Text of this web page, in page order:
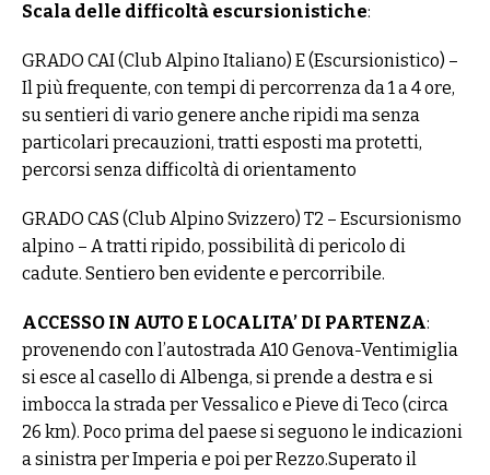
Scala delle difficoltà escursionistiche:
GRADO CAI (Club Alpino Italiano) E (Escursionistico) –
Il più frequente, con tempi di percorrenza da 1 a 4 ore,
su sentieri di vario genere anche ripidi ma senza
particolari precauzioni, tratti esposti ma protetti,
percorsi senza difficoltà di orientamento
GRADO CAS (Club Alpino Svizzero) T2 – Escursionismo
alpino – A tratti ripido, possibilità di pericolo di
cadute. Sentiero ben evidente e percorribile.
ACCESSO IN AUTO E LOCALITA’ DI PARTENZA:
provenendo con l’autostrada A10 Genova-Ventimiglia
si esce al casello di Albenga, si prende a destra e si
imbocca la strada per Vessalico e Pieve di Teco (circa
26 km). Poco prima del paese si seguono le indicazioni
a sinistra per Imperia e poi per Rezzo.Superato il